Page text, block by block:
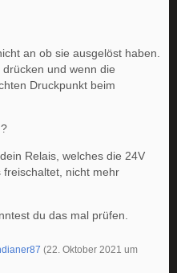
an ob sie ausgelöst haben.
und wenn die
Druckpunkt beim
Relais, welches die 24V
freischaltet, nicht mehr
du das mal prüfen.
(22. Oktober 2021 um